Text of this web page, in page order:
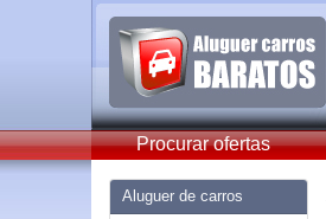
Procurar ofertas
Aluguer de carros